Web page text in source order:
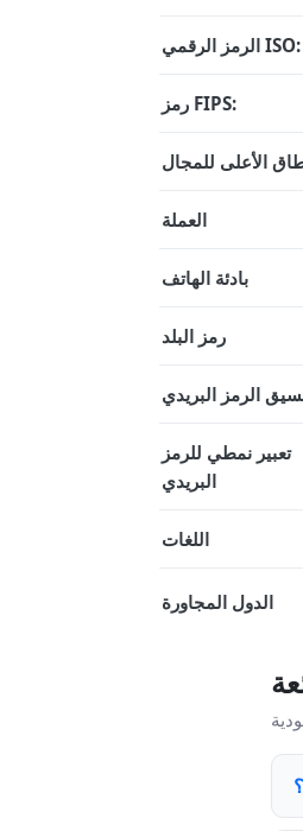
الرمز الرقمي ISO:
رمز FIPS:
الأعلى للمجال
العملة
بادئة الهاتف
رمز البلد
الرمز البريدي
تعبير نمطي للرمز
البريدي
اللغات
الدول المجاورة